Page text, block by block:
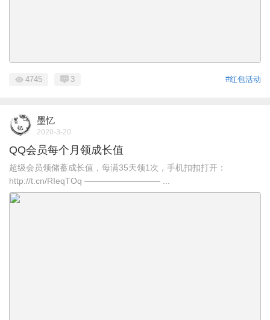
#红包活动
4745 3
墨忆
2020-3-20
QQ会员每个月领成长值
超级会员领储蓄成长值，每满35天领1次，手机扣扣打开：
http://t.cn/RIeqTOq ————————— ...